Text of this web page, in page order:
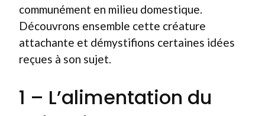
communément en milieu domestique.
Découvrons ensemble cette créature
attachante et démystifions certaines idées
reçues à son sujet.
1 – L’alimentation du